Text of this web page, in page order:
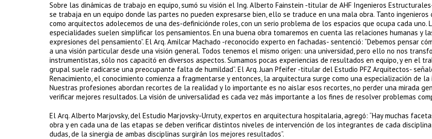
Sobre las dinámicas de trabajo en equipo, sumó su visión el Ing. Alberto Fainstein -titular de AHF Ingenieros
se trabaja en un equipo donde las partes no pueden expresarse bien, ello se traduce en una mala obra. Tanto ingenieros
como arquitectos adolecemos de una des-definiciónde roles, con un serio problema de los espacios que ocupa cada uno.
especialidades suelen simplificar los pensamientos. En una buena obra tomaremos en cuenta las relaciones humanas y
expresiones del pensamiento”. El Arq. Amilcar Machado -reconocido experto en fachadas- sentenció: “Debemos pensar
a una visión particular desde una visión general. Todos tenemos el mismo origen: una universidad, pero ello no nos
instrumentistas, sólo nos capacitó en diversos aspectos. Sumamos pocas experiencias de resultados en equipo, y en el
grupal suele radicarse una preocupante falta de humildad”. El Arq. Juan Pfeifer -titular del Estudio PFZ Arquitectos-
Renacimiento, el conocimiento comienza a fragmentarse y entonces, la arquitectura surge como una especialización de la
Nuestras profesiones abordan recortes de la realidad y lo importante es no aislar esos recortes, no perder una mirada
verificar mejores resultados. La visión de universalidad es cada vez más importante a los fines de resolver problemas
El Arq. Alberto Marjovsky, del Estudio Marjovsky-Urruty, expertos en arquitectura hospitalaria, agregó: “Hay muchas
obra y en cada una de las etapas se deben verificar distintos niveles de intervención de los integrantes de cada
dudas, de la sinergia de ambas disciplinas surgirán los mejores resultados”.